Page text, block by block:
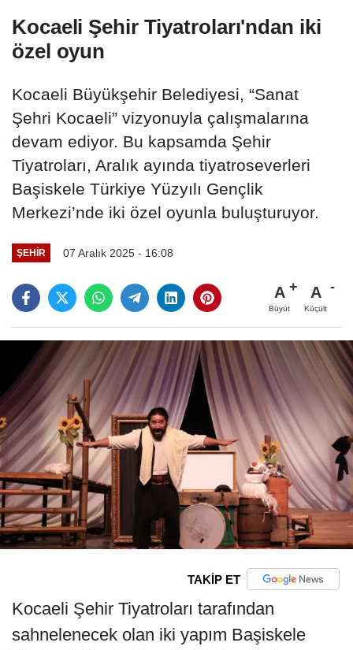
Kocaeli Şehir Tiyatroları'ndan iki
özel oyun
Kocaeli Büyükşehir Belediyesi, “Sanat
Şehri Kocaeli” vizyonuyla çalışmalarına
devam ediyor. Bu kapsamda Şehir
Tiyatroları, Aralık ayında tiyatroseverleri
Başiskele Türkiye Yüzyılı Gençlik
Merkezi’nde iki özel oyunla buluşturuyor.
ŞEHIR 07 Aralık 2025 - 16:08
A
Büyüt
A
Küçült
TAKİP ET
Kocaeli Şehir Tiyatroları tarafından
sahnelenecek olan iki yapım Başiskele